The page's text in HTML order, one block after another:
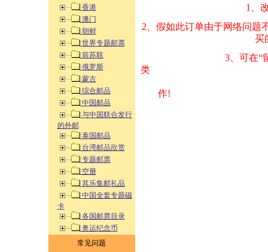
香港
澳门
朝鲜
世界专题邮票
前苏联
俄罗斯
蒙古
综合邮品
中国邮品
与中国联合发行
的外邮
泰国邮品
台湾邮品欣赏
专题邮票
空册
其乐集邮礼品
中国全套专题磁
卡
各国邮票目录
奥运纪念币
常见问题
1、改变商品数量
2、假如此订单由
买的邮品的“
3、可在“
类 方式告之
作!